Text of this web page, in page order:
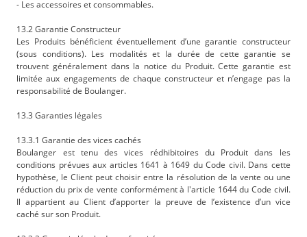
- Les accessoires et consommables.
13.2 Garantie Constructeur
Les Produits bénéficient éventuellement d’une garantie constructeur
(sous conditions). Les modalités et la durée de cette garantie se
trouvent généralement dans la notice du Produit. Cette garantie est
limitée aux engagements de chaque constructeur et n’engage pas la
responsabilité de Boulanger.
13.3 Garanties légales
13.3.1 Garantie des vices cachés
Boulanger est tenu des vices rédhibitoires du Produit dans les
conditions prévues aux articles 1641 à 1649 du Code civil. Dans cette
hypothèse, le Client peut choisir entre la résolution de la vente ou une
réduction du prix de vente conformément à l'article 1644 du Code civil.
Il appartient au Client d’apporter la preuve de l’existence d’un vice
caché sur son Produit.